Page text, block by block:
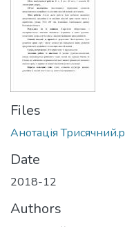
Files
Анотація
Date
2018-12
Authors